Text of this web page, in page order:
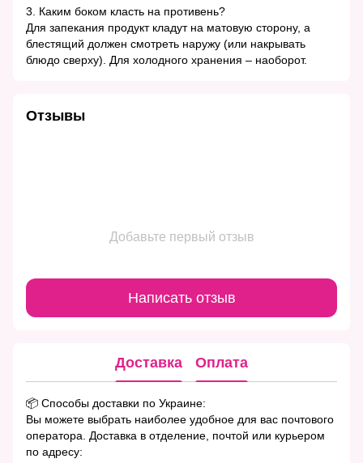
3. Каким боком класть на противень?
Для запекания продукт кладут на матовую сторону, а
блестящий должен смотреть наружу (или накрывать
блюдо сверху). Для холодного хранения – наоборот.
Отзывы
Добавьте первый отзыв
Написать отзыв
Доставка Оплата
📦 Способы доставки по Украине:
Вы можете выбрать наиболее удобное для вас почтового
оператора. Доставка в отделение, почтой или курьером
по адресу: